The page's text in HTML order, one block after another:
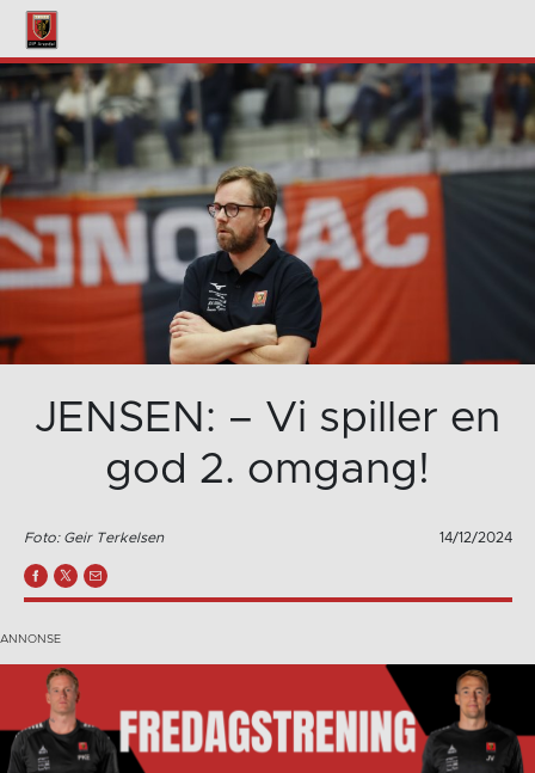
JENSEN: – Vi spiller en
god 2. omgang!
Foto: Geir Terkelsen 14/12/2024